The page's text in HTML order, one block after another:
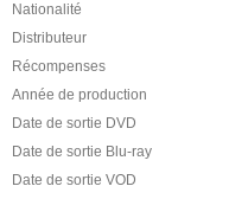
Nationalité
Distributeur
Récompenses
Année de production
Date de sortie DVD
Date de sortie Blu-ray
Date de sortie VOD